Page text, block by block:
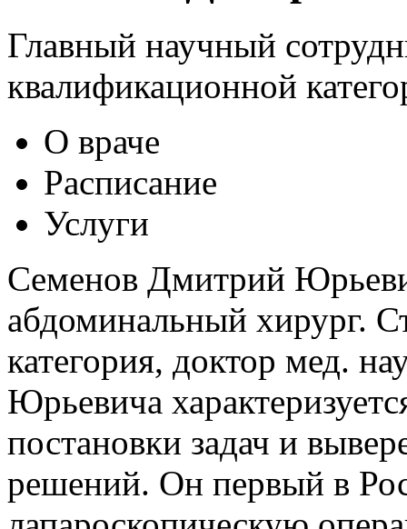
Главный научный
квалификационной
О враче
Расписание
Услуги
Семенов Дмитрий
абдоминальный хирург.
категория, доктор мед.
Юрьевича
постановки задач и
решений. Он первый в